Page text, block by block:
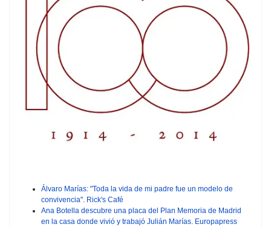
Álvaro Marías: "Toda la vida de mi padre fue un modelo de
convivencia" Rick's Café
Ana Botella descubre una placa del Plan Memoria de Madrid
en la casa donde vivió y trabajó Julián Marías. Europapress